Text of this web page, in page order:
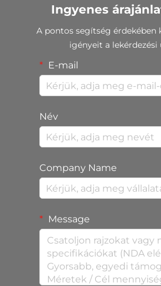
Ingyenes
A pontos segítség érdekében
igényeit a lekérdezési
E-mail
Név
Company Name
Message